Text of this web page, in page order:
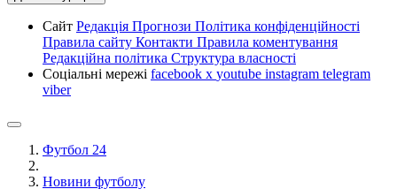
Сайт Редакція Прогнози Політика конфіденційності
Правила сайту Контакти Правила коментування
Редакційна політика Структура власності
Соціальні мережі facebook x youtube instagram telegram
viber
Футбол 24
Новини футболу